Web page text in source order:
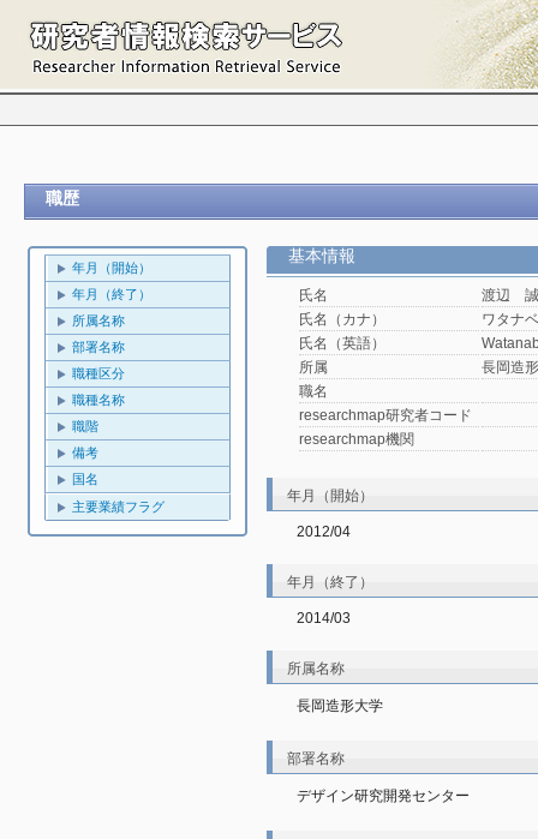
職歴
年月（開始）
年月（終了）
所属名称
部署名称
職種区分
職種名称
職階
備考
国名
主要業績フラグ
基本情報
氏名
渡辺
氏名（カナ）
ワタナ
氏名（英語）
所属
長岡造
職名
researchmap研究者コード
researchmap機関
年月（開始）
2012/04
年月（終了）
2014/03
所属名称
長岡造形大学
部署名称
デザイン研究開発センター